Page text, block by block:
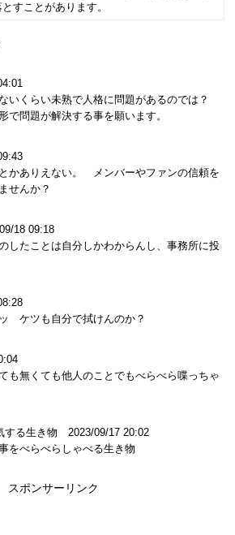
すことがあります。
いくらい未熟で人格に問題があるのでは？
で問題が解決する事を願います。
かありえない。 メンバーやファンの信頼を
せんか？
18 09:18
したことは自分しかわからんし、事務所に投
ケツも自分で拭けんのか？
も無くても他人のことでもべらべら喋っちゃ
する生き物 2023/09/17 20:02
をべらべらしゃべる生き物
スポンサーリンク